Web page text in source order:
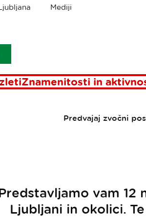
Mediji
Znamenitosti in
Predvajaj zvočni
vam
Ljubljani in okolici.